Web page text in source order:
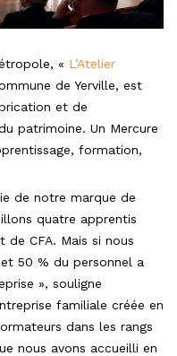
« L’Atelier
de Yerville, est
et de
patrimoine. Un Mercure
formation,
de notre marque de
quatre apprentis
de CFA. Mais si nous
50 % du personnel a
», souligne
familiale créée en
dans les rangs
nous avons accueilli en